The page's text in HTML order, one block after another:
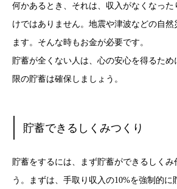
何かあるとき、それは、収入がなくなっ
けではありません。地震や津波などの自然
ます。そんな時もお金が必要です。
貯蓄が全くない人は、心の安心を得るた
限の貯蓄は確保しましょう。
貯蓄できるしくみつくり
貯蓄をするには、まず貯蓄ができるしくみ
う。まずは、手取り収入の10%を強制的に